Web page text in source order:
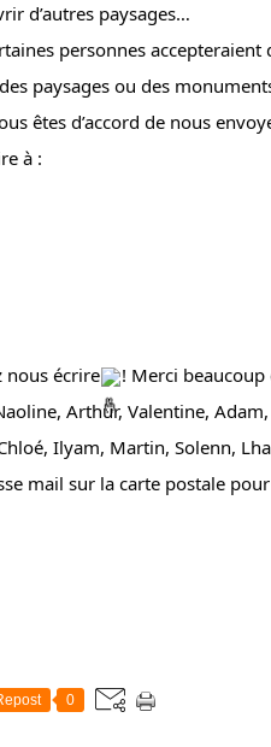
d’autres paysages…
personnes
paysages ou des
êtes d’accord de nous
à :
nous écrire
! Merci
Arthur, Valentine,
Ilyam, Martin, Solenn,
mail sur la carte postale
0